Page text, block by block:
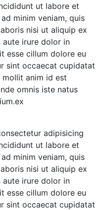
ut labore et
minim veniam, quis
nisi ut aliquip ex
aute irure dolor in
esse cillum dolore eu
sint occaecat cupidatat
anim id est
omnis iste natus
adipisicing
ut labore et
minim veniam, quis
nisi ut aliquip ex
aute irure dolor in
esse cillum dolore eu
sint occaecat cupidatat